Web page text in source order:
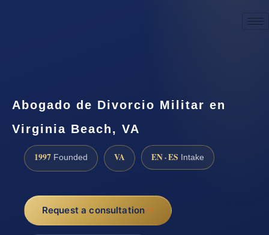
Abogado de Divorcio Militar en
Virginia Beach, VA
1997 Founded VA EN · ES Intake
Request a consultation